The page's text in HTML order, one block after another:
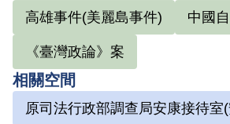
後，恢復資深立委身分，但
後，即發表〈請與我一同告
辭職演說。1992年擔任「四
總指揮，同年底以「元帥東
參選第二屆花蓮縣立委並獲
高雄事件(美麗島事件) 中國
《臺灣政論》案
相關空間
原司法行政部調查局安康接待室